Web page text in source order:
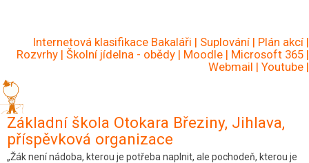
hlavnímuInternetová klasifikace Bakaláři | Suplování | Plán akcí |
Rozvrhy | Školní jídelna - obědy | Moodle | Microsoft 365 |
Webmail | Youtube |
Základní škola Otokara Březiny, Jihlava,
příspěvková organizace
„Žák není nádoba, kterou je potřeba naplnit, ale pochodeň, kterou je